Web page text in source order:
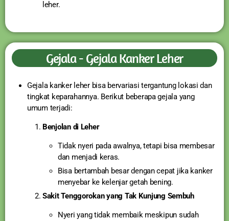
leher.
Gejala - Gejala Kanker Leher
Gejala kanker leher bisa bervariasi tergantung lokasi dan
tingkat keparahannya. Berikut beberapa gejala yang
umum terjadi:
Benjolan di Leher
Tidak nyeri pada awalnya, tetapi bisa membesar
dan menjadi keras.
Bisa bertambah besar dengan cepat jika kanker
menyebar ke kelenjar getah bening.
Sakit Tenggorokan yang Tak Kunjung Sembuh
Nyeri yang tidak membaik meskipun sudah